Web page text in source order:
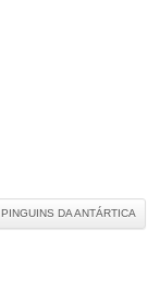
PINGUINS DA ANTÁRTICA